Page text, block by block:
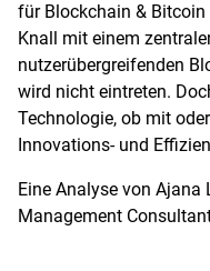
für Blockchain &
Knall mit einem
nutzerübergreifenden
wird nicht eintreten.
Technologie, ob mit
Innovations- und
Eine Analyse von
Management